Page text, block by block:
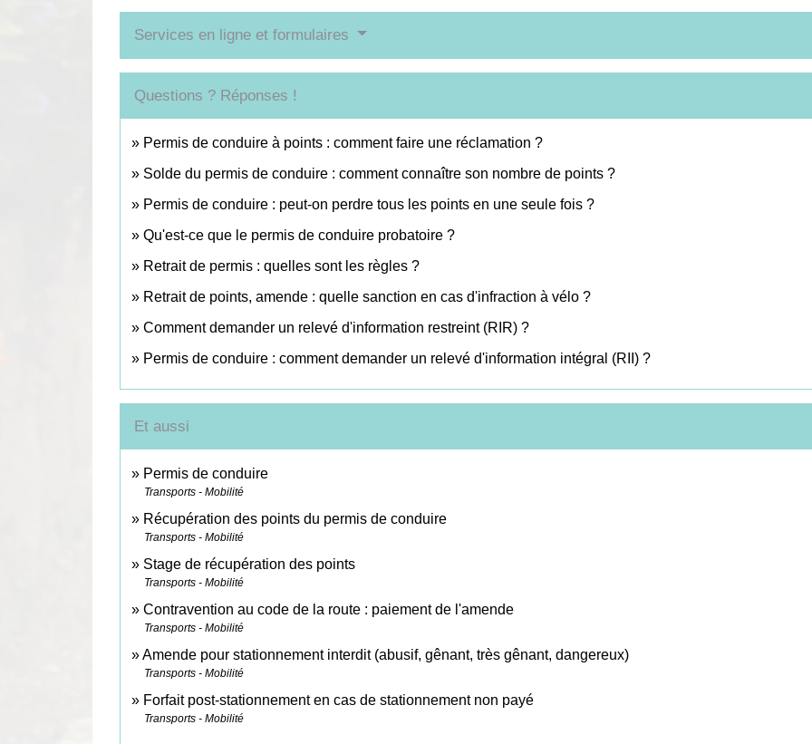
Services en ligne et formulaires
Questions ? Réponses !
Permis de conduire à points : comment faire une réclamation ?
Solde du permis de conduire : comment connaître son nombre de points ?
Permis de conduire : peut-on perdre tous les points en une seule fois ?
Qu'est-ce que le permis de conduire probatoire ?
Retrait de permis : quelles sont les règles ?
Retrait de points, amende : quelle sanction en cas d'infraction à vélo ?
Comment demander un relevé d'information restreint (RIR) ?
Permis de conduire : comment demander un relevé d'information intégral (RII) ?
Et aussi
Permis de conduire
Transports - Mobilité
Récupération des points du permis de conduire
Transports - Mobilité
Stage de récupération des points
Transports - Mobilité
Contravention au code de la route : paiement de l'amende
Transports - Mobilité
Amende pour stationnement interdit (abusif, gênant, très gênant, dangereux)
Transports - Mobilité
Forfait post-stationnement en cas de stationnement non payé
Transports - Mobilité